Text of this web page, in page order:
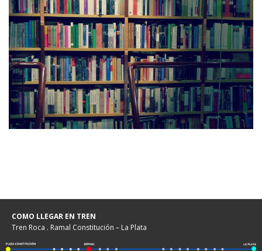
COMO LLEGAR EN TREN
Tren Roca . Ramal Constitución – La Plata